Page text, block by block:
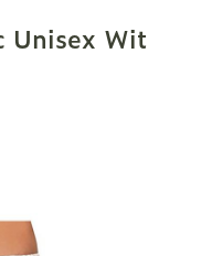
Unisex Wit